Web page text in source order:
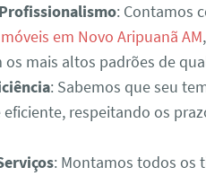
: Contamos
em Novo Aripuanã AM
mais altos padrões de
: Sabemos que seu
respeitando os
: Montamos todos os